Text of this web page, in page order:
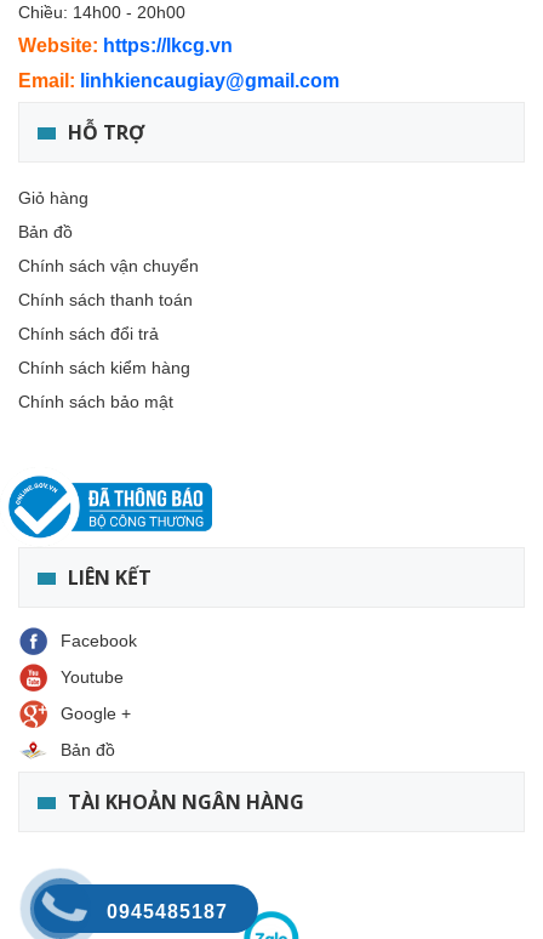
Chiều: 14h00 - 20h00
Website: https://lkcg.vn
Email: linhkiencaugiay@gmail.com
HỖ TRỢ
Giỏ hàng
Bản đồ
Chính sách vận chuyển
Chính sách thanh toán
Chính sách đổi trả
Chính sách kiểm hàng
Chính sách bảo mật
LIÊN KẾT
Facebook
Youtube
Google +
Bản đồ
TÀI KHOẢN NGÂN HÀNG
0945485187